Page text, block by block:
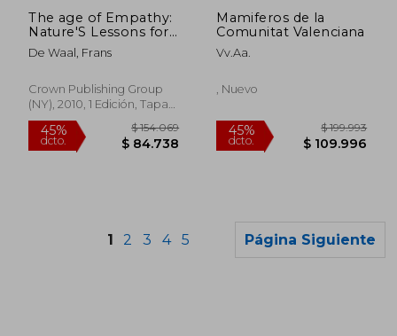
dcto. $ 106.540
45%
dcto. $
The age of Empathy:
Nature'S Lessons for
a Kinder Society (en
Inglés)
De Waal, Frans
Crown Publishing Group
(NY), 2010, 1 Edición, Tapa
Blanda, Nuevo
Mamiferos de la
Comunitat Valenciana
Vv.Aa.
, Nuevo
1 2 3 4 5 Página Siguiente